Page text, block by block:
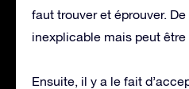
faut trouver et éprouver.
inexplicable mais peut être
Ensuite, il y a le fait